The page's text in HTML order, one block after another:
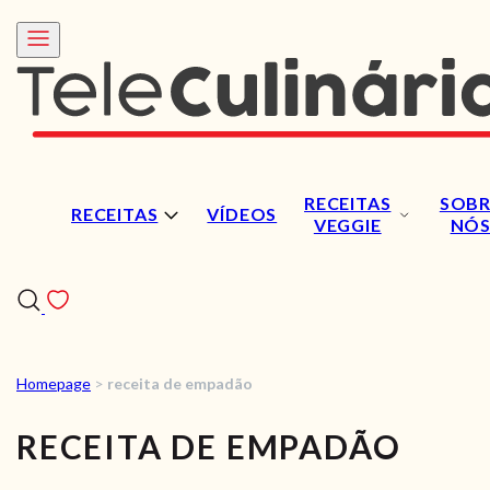
RECEITAS VÍDEOS
RECEITAS
VEGGIE
NÓS
RECEITAS
VÍDEOS
Homepage > receita de empadão
RECEITA DE EMPADÃO